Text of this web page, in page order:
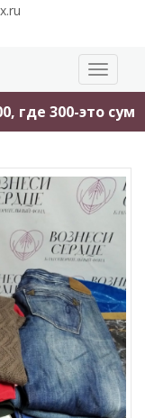
Toggle
300-это